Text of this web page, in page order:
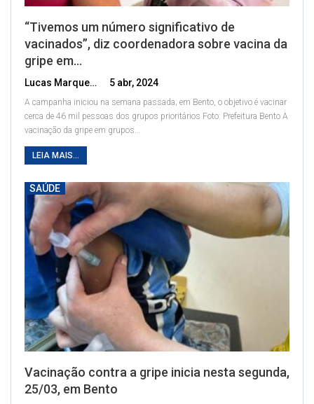
“Tivemos um número significativo de
vacinados”, diz coordenadora sobre vacina da
gripe em…
Lucas Marques 5 abr, 2024
A campanha iniciou na semana passada; em Bento, o objetivo é vacinar
cerca de 46 mil pessoas dos grupos prioritários Foto: Prefeitura Bento A
vacinação da gripe em grupos…
LEIA MAIS...
SAÚDE
Vacinação contra a gripe inicia nesta segunda,
25/03, em Bento